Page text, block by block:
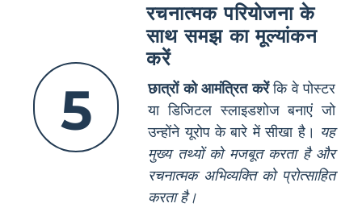
5
रचनात्मक परियोजना के
साथ समझ का मूल्यांकन
करें
छात्रों को आमंत्रित करेंकि वे पोस्टर
या डिजिटल स्लाइडशोज बनाएं जो
उन्होंने यूरोप के बारे में सीखा है। यह
मुख्य तथ्यों को मजबूत करता है और
रचनात्मक अभिव्यक्ति को प्रोत्साहित
करता है।